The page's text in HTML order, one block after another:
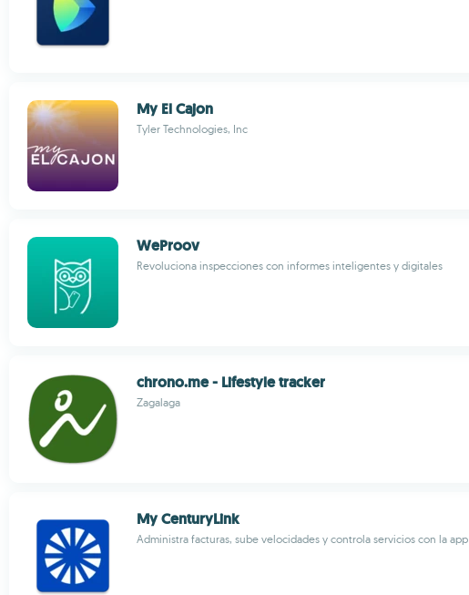
My El Cajon
Tyler Technologies, Inc
WeProov
Revoluciona inspecciones con informes inteligentes y digitales
chrono.me - Lifestyle tracker
Zagalaga
My CenturyLink
Administra facturas, sube velocidades y controla servicios con la app